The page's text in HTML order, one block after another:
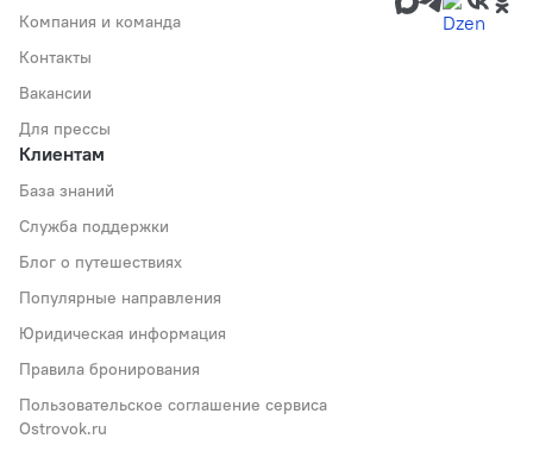
Компания и команда
Контакты
Вакансии
Для прессы
Клиентам
База знаний
Служба поддержки
Блог о путешествиях
Популярные направления
Юридическая информация
Правила бронирования
Пользовательское соглашение сервиса
Ostrovok.ru